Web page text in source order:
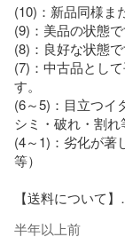
(10)：新品同様ま
(9)：美品の状態
(8)：良好な状態
(7)：中古品とし
す。
(6～5)：目立つイ
シミ・破れ・割れ
(4～1)：劣化が著
等）
【送料について】
当店ではご注文の
半年以上前